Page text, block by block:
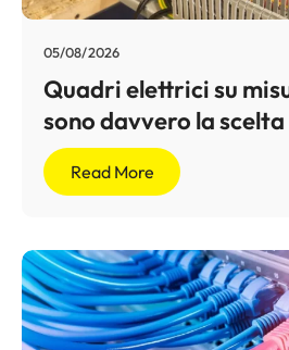
05/08/2026
Quadri elettrici su
sono davvero la
Read More